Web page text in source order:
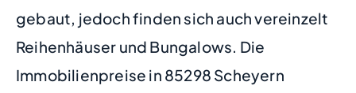
gebaut, jedoch finden sich auch vereinzelt
Reihenhäuser und Bungalows. Die
Immobilienpreise in 85298 Scheyern